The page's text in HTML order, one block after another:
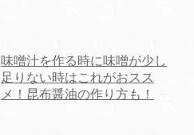
味噌汁を作る時に味噌が少し
足りない時はこれがおスス
メ！昆布醤油の作り方も！